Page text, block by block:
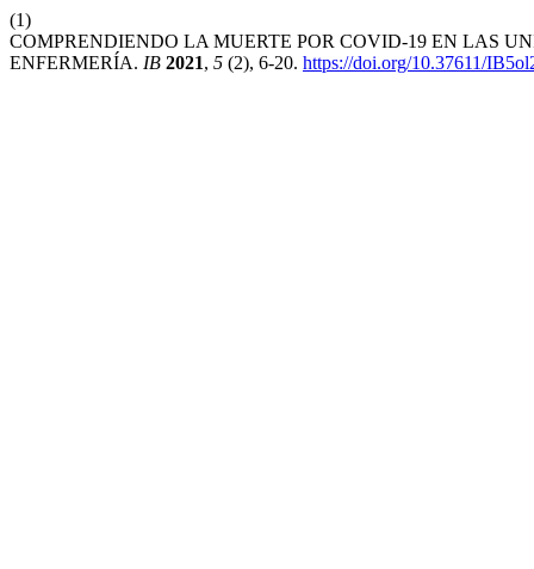
(1)
COMPRENDIENDO LA MUERTE POR COVID-19 EN LAS
ENFERMERÍA. IB 2021, 5 (2), 6-20. https://doi.org/10.37611/